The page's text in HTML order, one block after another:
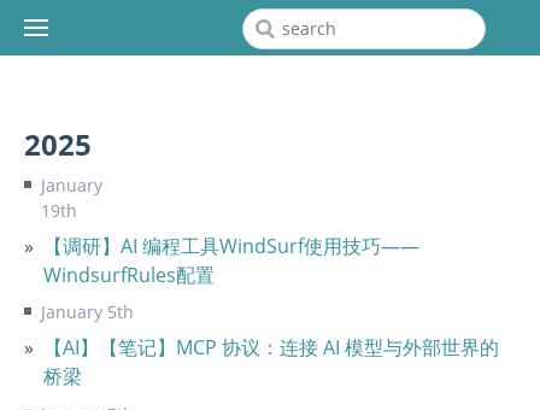
2025
January
19th
【调研】AI 编程工具WindSurf使用技巧——
WindsurfRules配置
January 5th
【AI】【笔记】MCP 协议：连接 AI 模型与外部世界的
桥梁